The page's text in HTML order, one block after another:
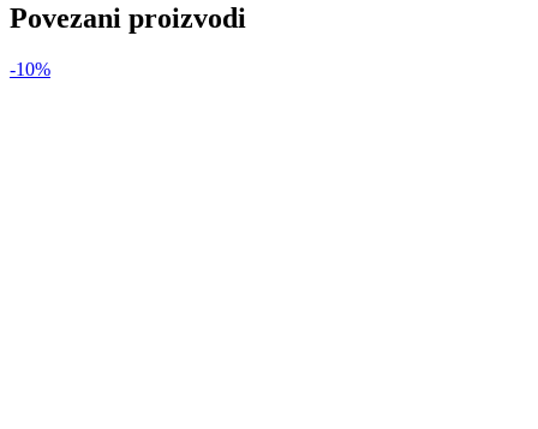
Povezani proizvodi
-10%